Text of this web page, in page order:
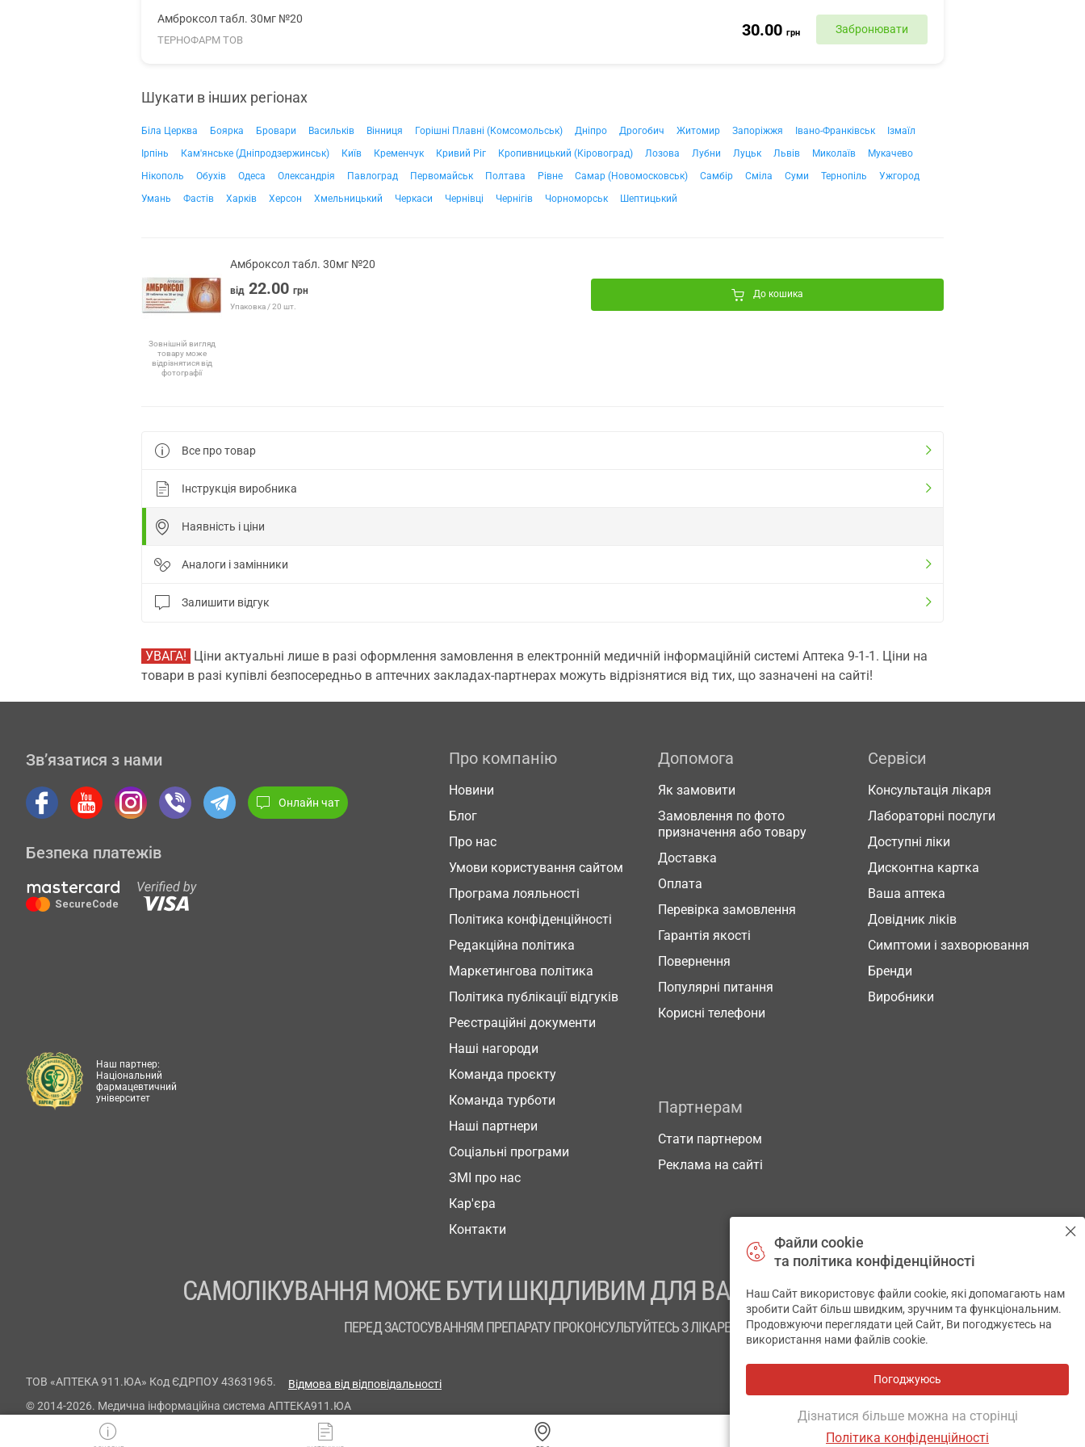
Амброксол табл. 30мг №20
ТЕРНОФАРМ ТОВ
30.00 грн Забронювати
Шукати в інших регіонах
Біла Церква Боярка Бровари Васильків Вінниця Горішні Плавні (Комсомольськ) Дніпро Дрогобич Житомир Запоріжжя Івано-Франківськ
Ізмаїл
Ірпінь
Кам'янське (Дніпродзержинськ) Київ Кременчук Кривий Ріг Кропивницький (Кіровоград) Лозова Лубни Луцьк Львів Миколаїв
Мукачево
Нікополь
Обухів Одеса Олександрія Павлоград Первомайськ Полтава Рівне Самар (Новомосковськ) Самбір Сміла Суми Тернопіль
Ужгород
Умань
Фастів Харків Херсон Хмельницький Черкаси Чернівці Чернігів Чорноморськ Шептицький
Зовнішній вигляд
товару може
відрізнятися від
фотографії
Амброксол табл. 30мг №20
від 22.00 грн
Упаковка / 20 шт.
До кошика
Все про товар
Інструкція виробника
Наявність і ціни
Аналоги і замінники
Залишити відгук
УВАГА! Ціни актуальні лише в разі оформлення замовлення в електронній медичній інформаційній системі Аптека 9-1-1. Ціни на
товари в разі купівлі безпосередньо в аптечних закладах-партнерах можуть відрізнятися від тих, що зазначені на сайті!
Зв’язатися з нами
Онлайн чат
Безпека платежів
Про компанію
Новини
Блог
Про нас
Умови користування сайтом
Програма лояльності
Політика конфіденційності
Редакційна політика
Маркетингова політика
Політика публікації відгуків
Реєстраційні документи
Наші нагороди
Команда проєкту
Команда турботи
Наші партнери
Соціальні програми
ЗМІ про нас
Кар'єра
Контакти
Допомога
Як замовити
Замовлення по фото
призначення або товару
Доставка
Оплата
Перевірка замовлення
Гарантія якості
Повернення
Популярні питання
Корисні телефони
Сервіси
Консультація лікаря
Лабораторні послуги
Доступні ліки
Дисконтна картка
Ваша аптека
Довідник ліків
Симптоми і захворювання
Бренди
Виробники
Партнерам
Стати партнером
Реклама на сайті
Наш партнер:
Національний
фармацевтичний
університет
САМОЛІКУВАННЯ МОЖЕ БУТИ ШКІДЛИВИМ ДЛЯ ВАШОГО ЗДОРОВ’Я
ПЕРЕД ЗАСТОСУВАННЯМ ПРЕПАРАТУ ПРОКОНСУЛЬТУЙТЕСЬ З ЛІКАРЕМ
ТОВ «АПТЕКА 911.ЮА» Код ЄДРПОУ 43631965.
Відмова від відповідальності
© 2014-2026. Медична інформаційна система АПТЕКА911.ЮА
Файли cookie
та політика конфіденційності
Наш Сайт використовує файли cookie, які допомагають нам
зробити Сайт більш швидким, зручним та функціональним.
Продовжуючи переглядати цей Сайт, Ви погоджуєтесь на
використання нами файлів cookie.
Погоджуюсь
Дізнатися більше можна на сторінці
Політика конфіденційності
✕